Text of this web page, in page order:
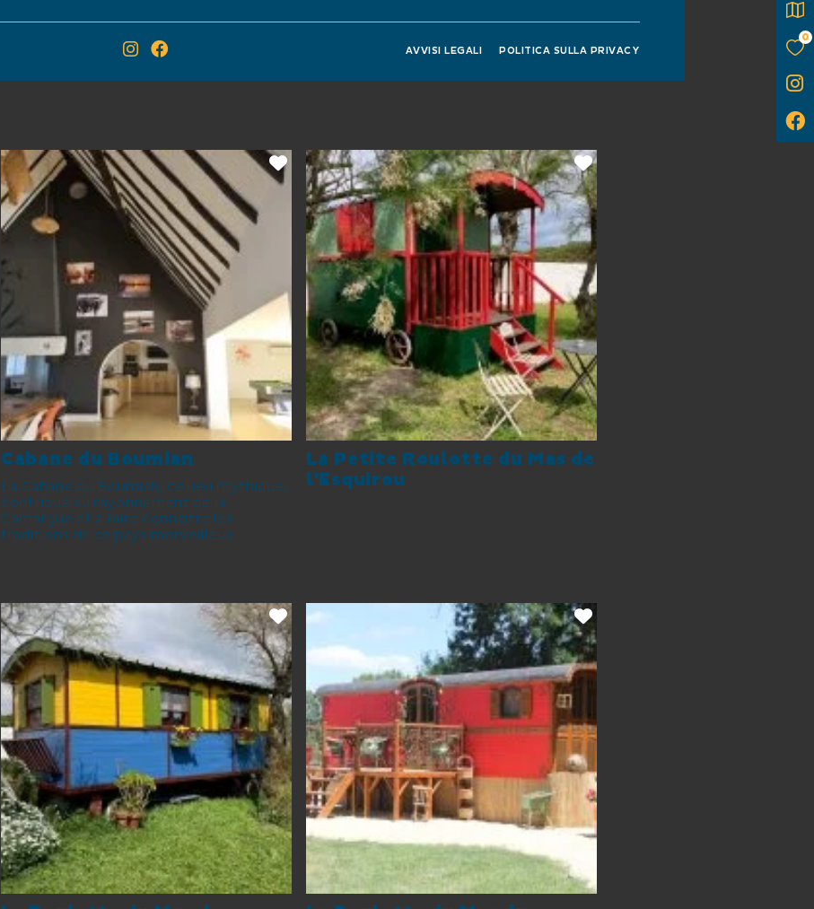
de Camargue.
Cabane du Boumian
La Cabane du Boumian, ce lieu mythique,
contribue au rayonnement de la
Camargue et à faire connaître les
traditions de ce pays merveilleux.
La Petite Roulotte du Mas de
l'Esquirou
0
AVVISI LEGALI POLITICA SULLA PRIVACY